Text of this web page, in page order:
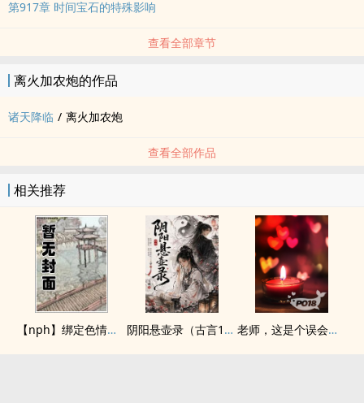
第917章 时间宝石的特殊影响
查看全部章节
离火加农炮的作品
诸天降临 / 离火加农炮
查看全部作品
相关推荐
【nph】绑定色情系统？我吗？ 阴阳悬壶录（古言1v1H） 老师，这是个误会（gl，纯百）